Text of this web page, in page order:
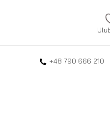
+48 790 666 210